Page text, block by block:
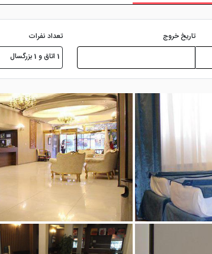
تاریخ خروج
تعداد نفرات
1 اتاق و 1 بزرگسال